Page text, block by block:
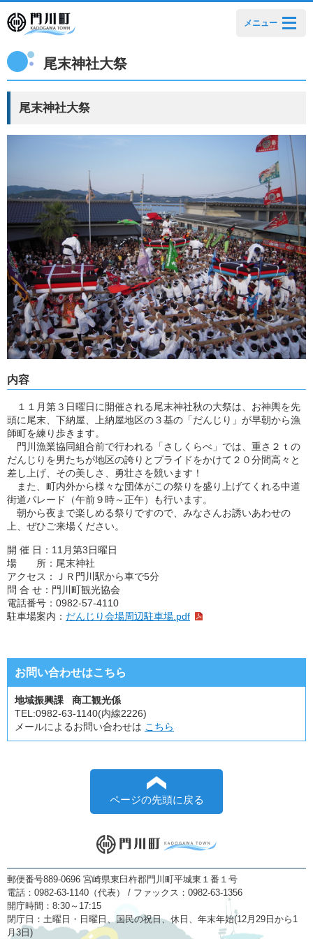
メニュー
尾末神社大祭
尾末神社大祭
内容
１１月第３日曜日に開催される尾末神社秋の大祭は、お神輿を先
頭に尾末、下納屋、上納屋地区の３基の「だんじり」が早朝から漁
師町を練り歩きます。
門川漁業協同組合前で行われる「さしくらべ」では、重さ２ｔの
だんじりを男たちが地区の誇りとプライドをかけて２０分間高々と
差し上げ、その美しさ、勇壮さを競います！
また、町内外から様々な団体がこの祭りを盛り上げてくれる中道
街道パレード（午前９時～正午）も行います。
朝から夜まで楽しめる祭りですので、みなさんお誘いあわせの
上、ぜひご来場ください。
開 催 日：11月第3日曜日
場 所：尾末神社
アクセス：ＪＲ門川駅から車で5分
問 合 せ：門川町観光協会
電話番号：0982-57-4110
駐車場案内： だんじり会場周辺駐車場.pdf
お問い合わせはこちら
地域振興課 商工観光係
TEL:0982-63-1140(内線2226)
メールによるお問い合わせは こちら
ページの先頭に戻る
郵便番号889-0696 宮崎県東臼杵郡門川町平城東１番１号
電話：0982-63-1140（代表） / ファックス：0982-63-1356
開庁時間：8:30～17:15
閉庁日：土曜日・日曜日、国民の祝日、休日、年末年始(12月29日から1
月3日)